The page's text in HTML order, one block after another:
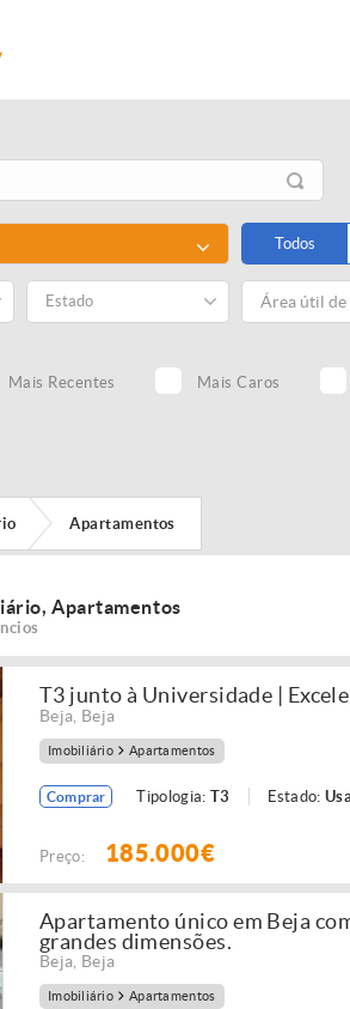
Todos
Estado
Mais Recentes Mais Caros
Apartamentos
Apartamentos
T3 junto à Universidade |
Beja Beja
Imobiliário Apartamentos
Comprar Tipologia: T3 Estado:
Preço: 185.000€
Apartamento único em Beja
grandes dimensões.
Beja Beja
Imobiliário Apartamentos